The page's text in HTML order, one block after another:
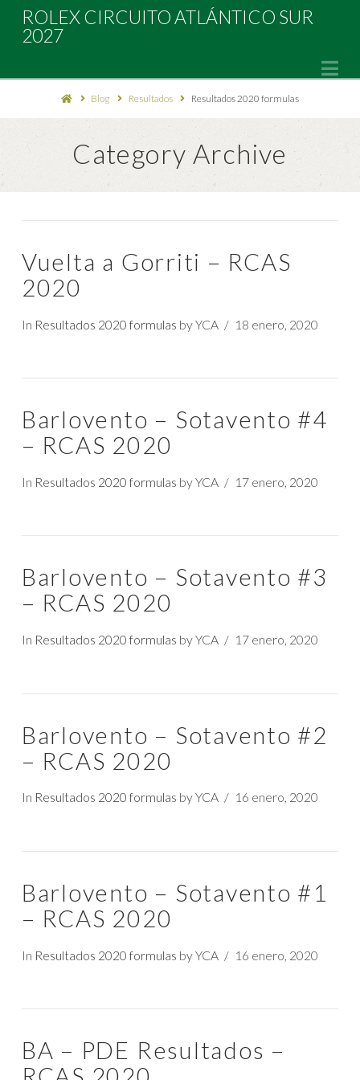
Rolex
Circuito
Atlántico
Sur
2027
ROLEX CIRCUITO ATLÁNTICO SUR
2027
Blog Resultados Resultados 2020 formulas
Category Archive
Vuelta a Gorriti – RCAS
2020
In Resultados 2020 formulas by YCA 18 enero, 2020
Barlovento – Sotavento #4
– RCAS 2020
In Resultados 2020 formulas by YCA 17 enero, 2020
Barlovento – Sotavento #3
– RCAS 2020
In Resultados 2020 formulas by YCA 17 enero, 2020
Barlovento – Sotavento #2
– RCAS 2020
In Resultados 2020 formulas by YCA 16 enero, 2020
Barlovento – Sotavento #1
– RCAS 2020
In Resultados 2020 formulas by YCA 16 enero, 2020
BA – PDE Resultados –